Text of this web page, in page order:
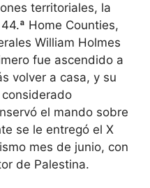
territoriales, la
Home Counties,
William Holmes
fue ascendido a
volver a casa, y su
el mando sobre
se le entregó el X
mes de junio, con
de Palestina.